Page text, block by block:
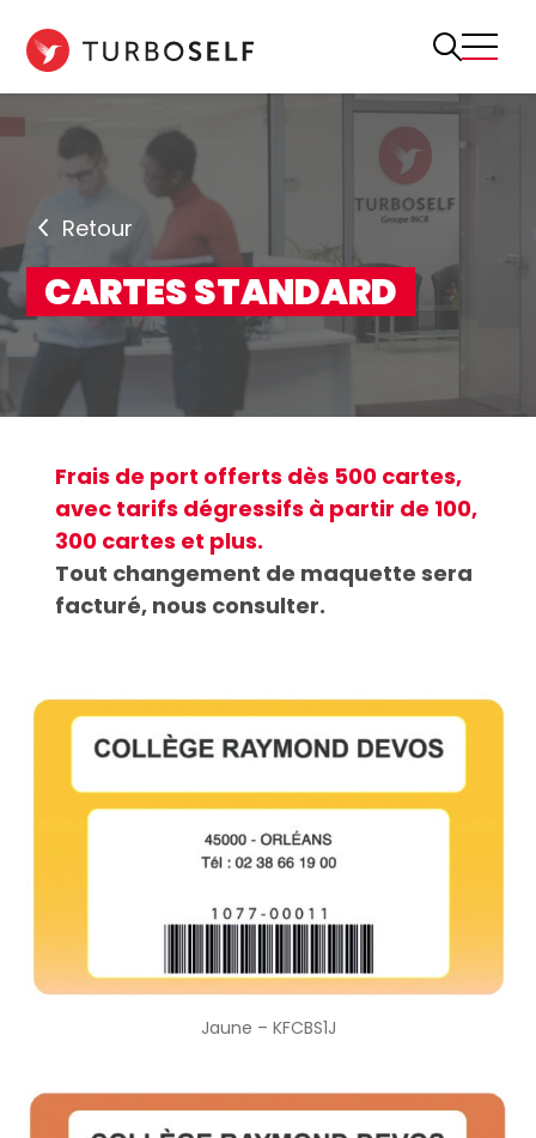
contenu
Retour
CARTES STANDARD
Frais de port offerts dès 500 cartes,
avec tarifs dégressifs à partir de 100,
300 cartes et plus.
Tout changement de maquette sera
facturé, nous consulter.
Jaune – KFCBS1J